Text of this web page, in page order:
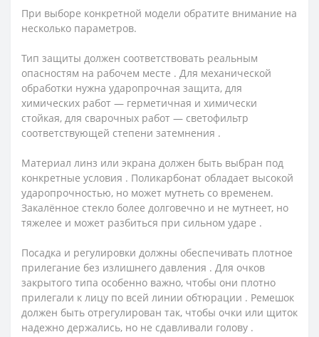
При выборе конкретной модели обратите внимание на
несколько параметров.
Тип защиты должен соответствовать реальным
опасностям на рабочем месте . Для механической
обработки нужна ударопрочная защита, для
химических работ — герметичная и химически
стойкая, для сварочных работ — светофильтр
соответствующей степени затемнения .
Материал линз или экрана должен быть выбран под
конкретные условия . Поликарбонат обладает высокой
ударопрочностью, но может мутнеть со временем.
Закалённое стекло более долговечно и не мутнеет, но
тяжелее и может разбиться при сильном ударе .
Посадка и регулировки должны обеспечивать плотное
прилегание без излишнего давления . Для очков
закрытого типа особенно важно, чтобы они плотно
прилегали к лицу по всей линии обтюрации . Ремешок
должен быть отрегулирован так, чтобы очки или щиток
надежно держались, но не сдавливали голову .